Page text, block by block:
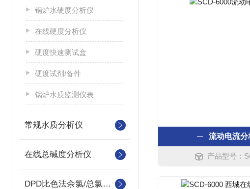
锅炉水硬度分析仪
在线硬度分析仪
硬度快速测试盒
硬度试剂/备件
锅炉水质监测仪表
常规水质分析仪
在线总碱度分析仪
DPD比色法余氯/总氯分析仪
流动电流分
产品型号：